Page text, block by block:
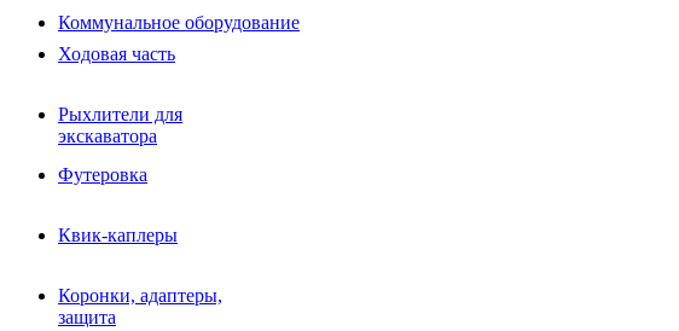
Как выбрать гидромолот
Коммунальное оборудование
Ходовая часть
Рыхлители для
экскаватора
Футеровка
Квик-каплеры
Коронки, адаптеры,
защита